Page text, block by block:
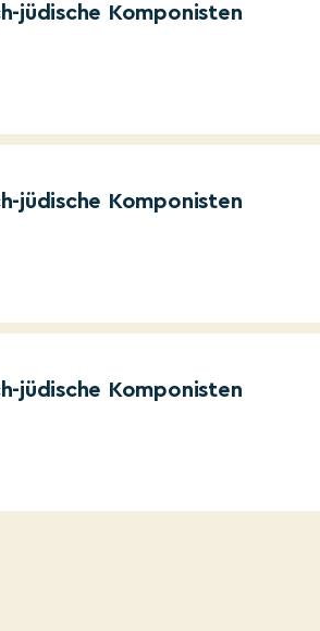
jüdische Komponisten
jüdische Komponisten
jüdische Komponisten